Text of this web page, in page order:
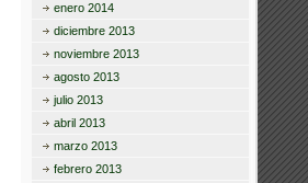
enero 2014
diciembre 2013
noviembre 2013
agosto 2013
julio 2013
abril 2013
marzo 2013
febrero 2013